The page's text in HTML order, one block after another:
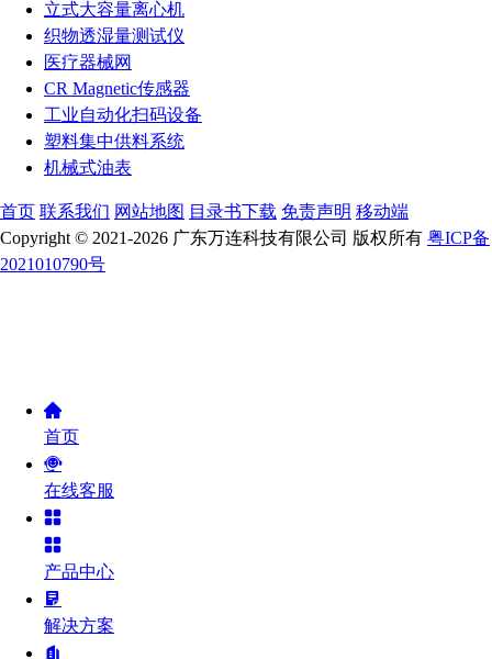
立式大容量离心机
织物透湿量测试仪
医疗器械网
CR Magnetic传感器
工业自动化扫码设备
塑料集中供料系统
机械式油表
首页 联系我们 网站地图 目录书下载 免责声明 移动端
Copyright © 2021-2026 广东万连科技有限公司 版权所有 粤ICP备
2021010790号
首页
在线客服
产品中心
解决方案